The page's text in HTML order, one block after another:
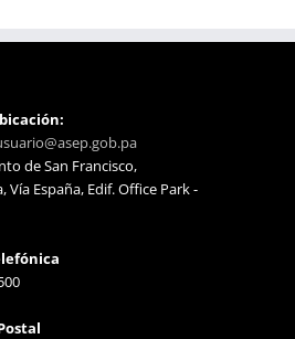
de San Francisco,
Vía España, Edif. Office Park -